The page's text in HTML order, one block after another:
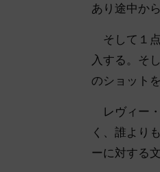
あり途中か
そして１
入する。そ
のショット
レヴィー
く、誰より
ーに対する